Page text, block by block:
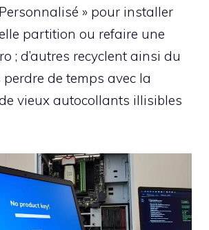
» pour installer
partition ou refaire une
; d’autres recyclent ainsi du
de temps avec la
vieux autocollants illisibles